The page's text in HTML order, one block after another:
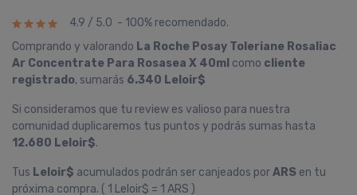
4.9 / 5.0 - 100% recomendado.
Comprando y valorando La Roche Posay Toleriane Rosaliac
Ar Concentrate Para Rosasea X 40ml como cliente
registrado, sumarás 6.340 Leloir$
Si consideramos que tu review es valioso para nuestra
comunidad duplicaremos tus puntos y podrás sumas hasta
12.680 Leloir$.
Tus Leloir$ acumulados podrán ser canjeados porARS en tu
próxima compra. ( 1 Leloir$ = 1 ARS )